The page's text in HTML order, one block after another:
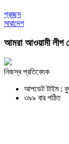
প্রচ্ছদ
সারাদেশ
আমরা আওয়ামী লীগ
নিজস্ব প্রতিবেদক
আপডেট টাইম :
৩৯৯ বার পঠিত